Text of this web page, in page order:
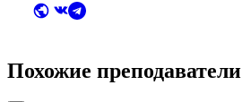
Похожие преподаватели